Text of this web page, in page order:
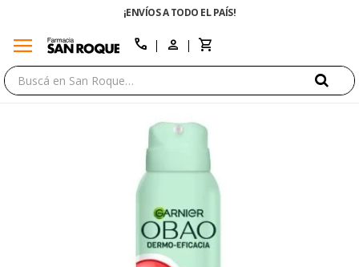
¡ENVÍOS A TODO EL PAÍS!
menu call
close